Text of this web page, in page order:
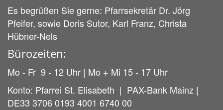
Es begrüßen Sie gerne: Pfarrsekretär Dr. Jörg
Pfeifer, sowie Doris Sutor, Karl Franz, Christa
Hübner-Nels
Bürozeiten:
Mo - Fr 9 - 12 Uhr | Mo + Mi 15 - 17 Uhr
Konto: Pfarrei St. Elisabeth | PAX-Bank Mainz |
DE33 3706 0193 4001 6740 00